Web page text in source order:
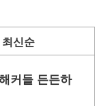
최신순
커들 든든하